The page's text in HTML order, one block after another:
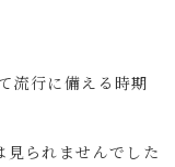
流行に備える時期
見られませんでした